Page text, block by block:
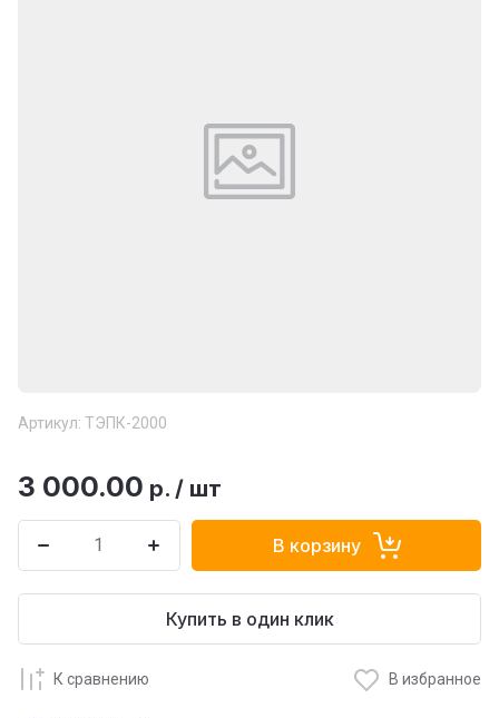
Артикул: ТЭПК-2000
3 000.00 р. / шт
В корзину
Купить в один клик
К сравнению В избранное